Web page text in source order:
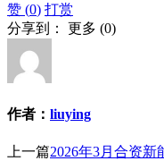
赞 (0) 打赏
分享到： 更多 (0)
作者： liuying
上一篇2026年3月合资